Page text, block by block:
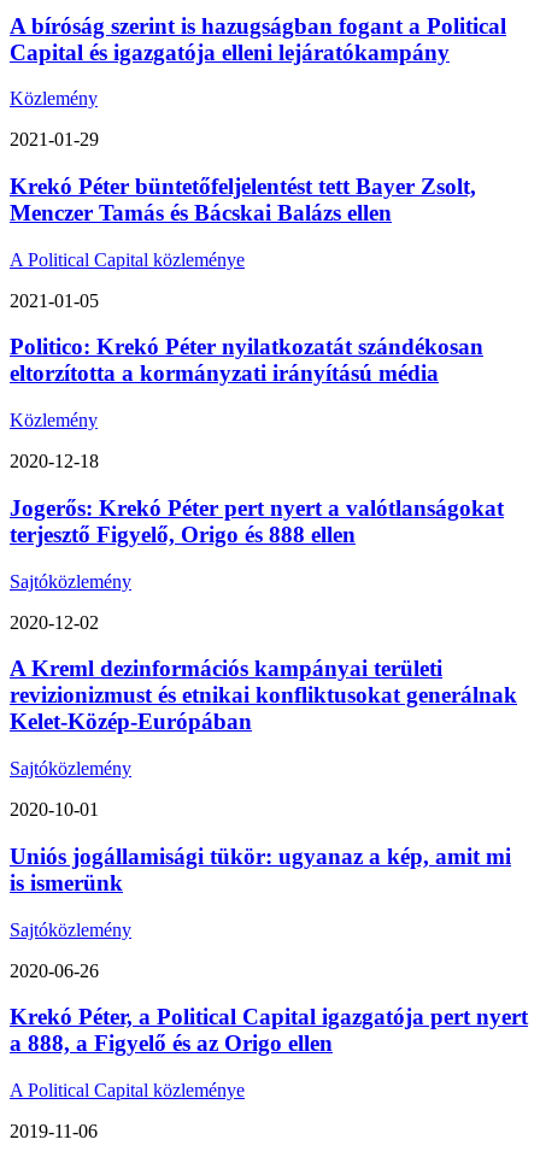
A bíróság szerint is hazugságban fogant a Political
Capital és igazgatója elleni lejáratókampány
Közlemény
2021-01-29
Krekó Péter büntetőfeljelentést tett Bayer Zsolt,
Menczer Tamás és Bácskai Balázs ellen
A Political Capital közleménye
2021-01-05
Politico: Krekó Péter nyilatkozatát szándékosan
eltorzította a kormányzati irányítású média
Közlemény
2020-12-18
Jogerős: Krekó Péter pert nyert a valótlanságokat
terjesztő Figyelő, Origo és 888 ellen
Sajtóközlemény
2020-12-02
A Kreml dezinformációs kampányai területi
revizionizmust és etnikai konfliktusokat generálnak
Kelet-Közép-Európában
Sajtóközlemény
2020-10-01
Uniós jogállamisági tükör: ugyanaz a kép, amit mi
is ismerünk
Sajtóközlemény
2020-06-26
Krekó Péter, a Political Capital igazgatója pert nyert
a 888, a Figyelő és az Origo ellen
A Political Capital közleménye
2019-11-06